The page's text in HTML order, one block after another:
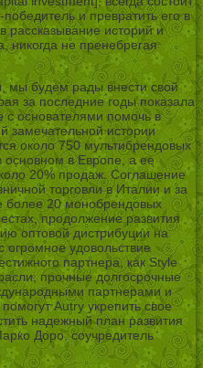
и превратить его в
рассказывание историй и
никогда не пренебрегая
мы будем рады внести свой
за последние годы показала
с основателями помочь в
замечательной истории
около 750 мультибрендовых
основном в Европе, а ее
20% продаж. Соглашение
торговли в Италии и за
более 20 монобрендовых
продолжение развития
оптовой дистрибуции на
удовольствие
партнера, как Style
прочные долгосрочные
партнерами и
Autry укрепить свое
надежный план развития
Доро, соучредитель